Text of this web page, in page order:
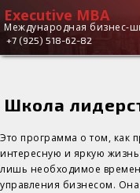
Executive
MBA
Executive MBA
Международная бизнес-
+7 (925) 518-62-82
Вы здесь
Школа
Это программа о том, как
интересную и яркую жизнь
лишь необходимое
управления бизнесом. Она